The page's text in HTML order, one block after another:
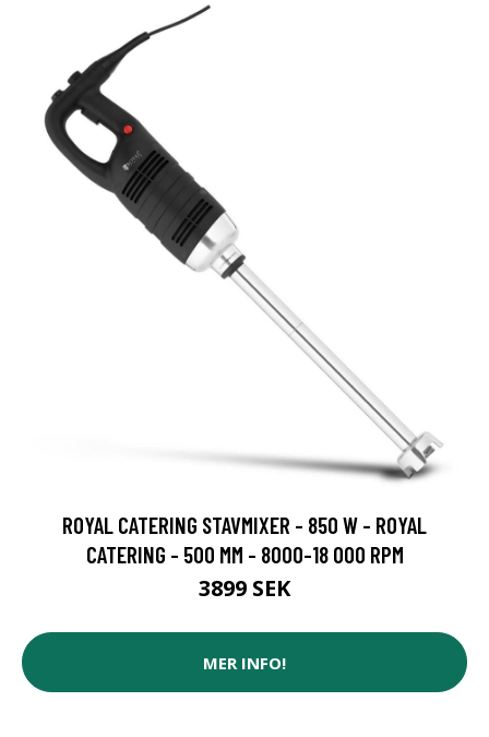
ROYAL CATERING STAVMIXER - 850 W - ROYAL
CATERING - 500 MM - 8000-18 000 RPM
3899 SEK
MER INFO!